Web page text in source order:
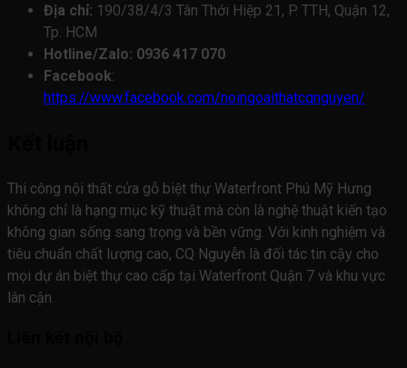
Địa chỉ: 190/38/4/3 Tân Thới Hiệp 21, P. TTH, Quận 12,
Tp. HCM
Hotline/Zalo: 0936 417 070
Facebook:
https://www.facebook.com/noingoaithatcqnguyen/
Thi công nội thất cửa gỗ biệt thự Waterfront Phú Mỹ Hưng
không chỉ là hạng mục kỹ thuật mà còn là nghệ thuật kiến tạo
không gian sống sang trọng và bền vững. Với kinh nghiệm và
tiêu chuẩn chất lượng cao, CQ Nguyễn là đối tác tin cậy cho
mọi dự án biệt thự cao cấp tại Waterfront Quận 7 và khu vực
lân cận.